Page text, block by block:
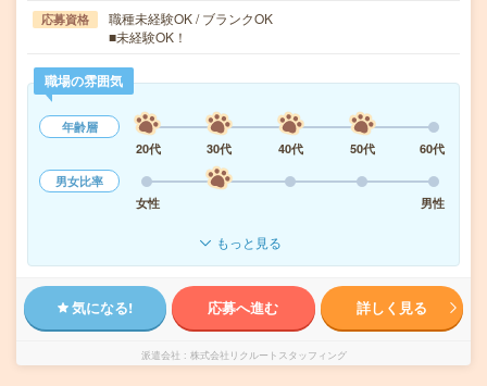
応募資格
職種未経験OK / ブランクOK
■未経験OK！
職場の雰囲気
年齢層
20代
30代 40代 50代
60代
男女比率
女性
男性
もっと見る
気になる! 応募へ進む 詳しく見る
派遣会社 株式会社リクルートスタッフィング